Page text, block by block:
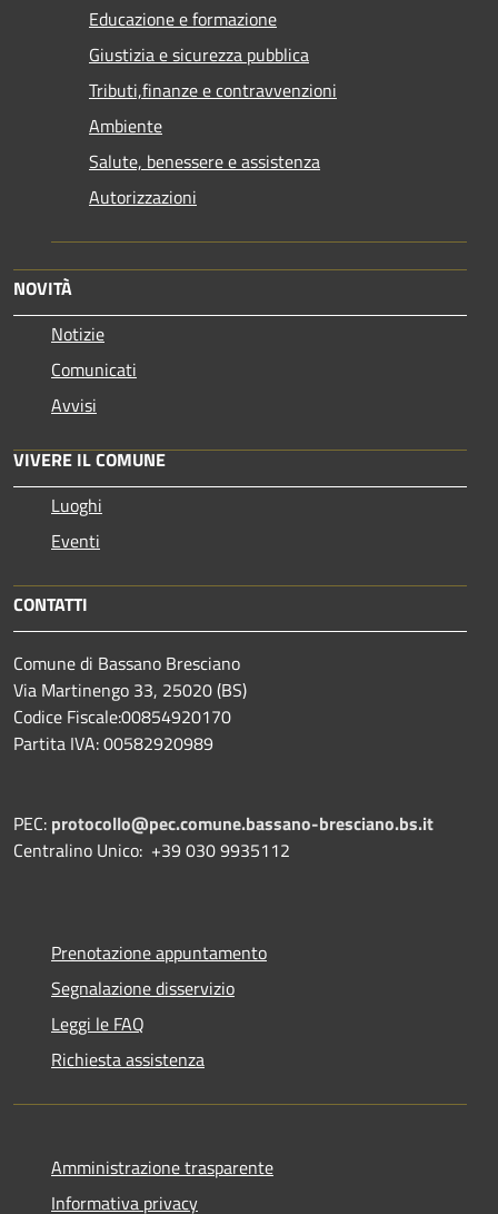
Educazione e formazione
Giustizia e sicurezza pubblica
Tributi,finanze e contravvenzioni
Ambiente
Salute, benessere e assistenza
Autorizzazioni
NOVITÀ
Notizie
Comunicati
Avvisi
VIVERE IL COMUNE
Luoghi
Eventi
CONTATTI
Comune di Bassano Bresciano
Via Martinengo 33, 25020 (BS)
Codice Fiscale:00854920170
Partita IVA: 00582920989
PEC: protocollo@pec.comune.bassano-bresciano.bs.it
Centralino Unico: +39 030 9935112
Prenotazione appuntamento
Segnalazione disservizio
Leggi le FAQ
Richiesta assistenza
Amministrazione trasparente
Informativa privacy